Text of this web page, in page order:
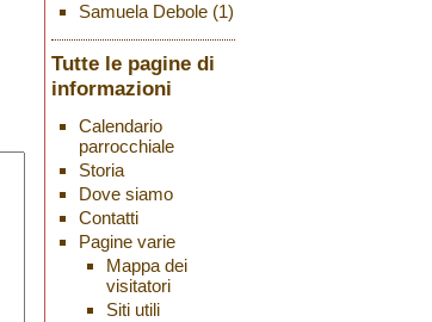
Samuela Debole(1)
Tutte le pagine di
informazioni
Calendario
parrocchiale
Storia
Dove siamo
Contatti
Pagine varie
Mappa dei
visitatori
Siti utili